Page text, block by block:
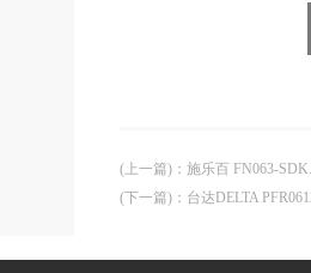
(上一篇) ： 施乐百 FN063-
(下一篇) ： 台达DELTA